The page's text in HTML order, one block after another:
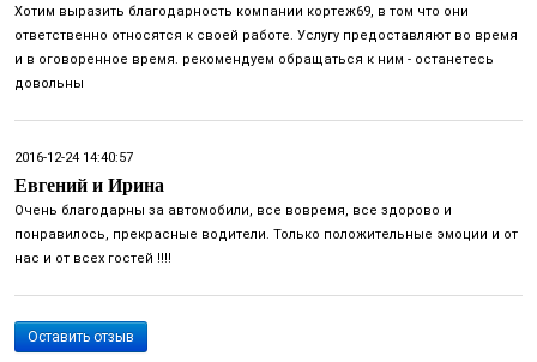
Хотим выразить благодарность компании кортеж69, в том что они
ответственно относятся к своей работе. Услугу предоставляют во время
и в оговоренное время. рекомендуем обращаться к ним - останетесь
довольны
2016-12-24 14:40:57
Евгений и Ирина
Очень благодарны за автомобили, все вовремя, все здорово и
понравилось, прекрасные водители. Только положительные эмоции и от
нас и от всех гостей !!!!
Оставить отзыв